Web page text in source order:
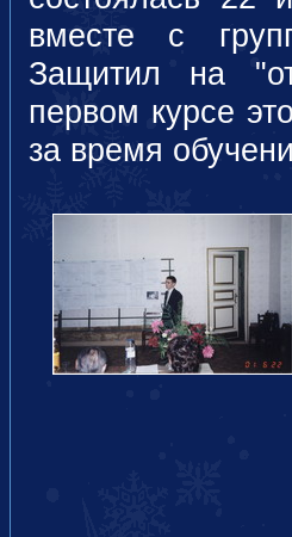
вместе с
Защитил на
первом курсе
за время